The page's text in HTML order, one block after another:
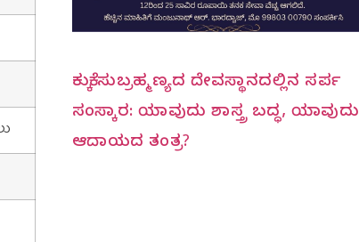
ಕುಕ್ಕೆ ಸುಬ್ರಹ್ಮಣ್ಯದ ದೇವಸ್ಥಾನದಲ್ಲಿನ ಸರ್ಪ
ಸಂಸ್ಕಾರ: ಯಾವುದು ಶಾಸ್ತ್ರ ಬದ್ಧ, ಯಾವುದು
ಆದಾಯದ ತಂತ್ರ?